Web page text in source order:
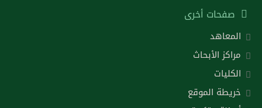
صفحات أخرى
المعاهد
مراكز الأبحاث
الكليات
خريطة الموقع